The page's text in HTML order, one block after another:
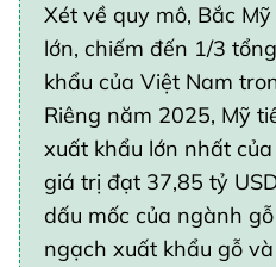
Xét về quy mô, Bắc
lớn, chiếm đến 1/3
khẩu của Việt Nam
Riêng năm 2025, Mỹ
xuất khẩu lớn nhất
giá trị đạt 37,85 tỷ
dấu mốc của ngành
ngạch xuất khẩu gỗ